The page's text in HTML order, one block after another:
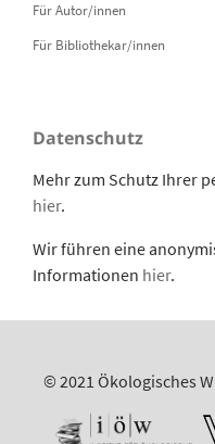
Für Autor/innen
Für Bibliothekar/innen
Datenschutz
Mehr zum Schutz Ihrer
hier.
Wir führen eine
Informationen hier.
© 2021 Ökologisches